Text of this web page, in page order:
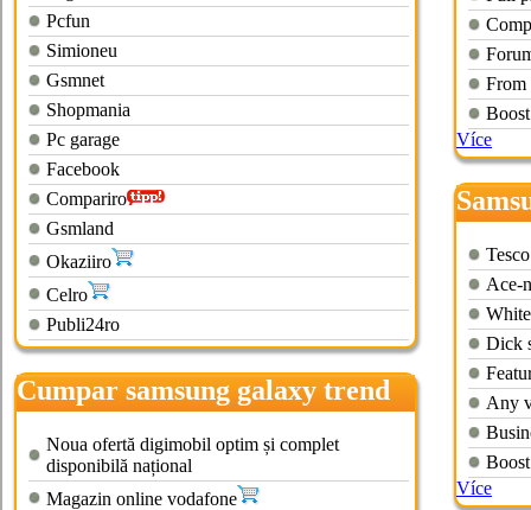
Pcfun
Simioneu
Gsmnet
Shopmania
Pc garage
Facebook
Compariro
Gsmland
Okaziiro
Celro
Publi24ro
Cumpar samsung galaxy trend
plus
Noua ofertă digimobil optim și complet
disponibilă național
Magazin online vodafone
From
Více
Ace-
Dick
Any
Více